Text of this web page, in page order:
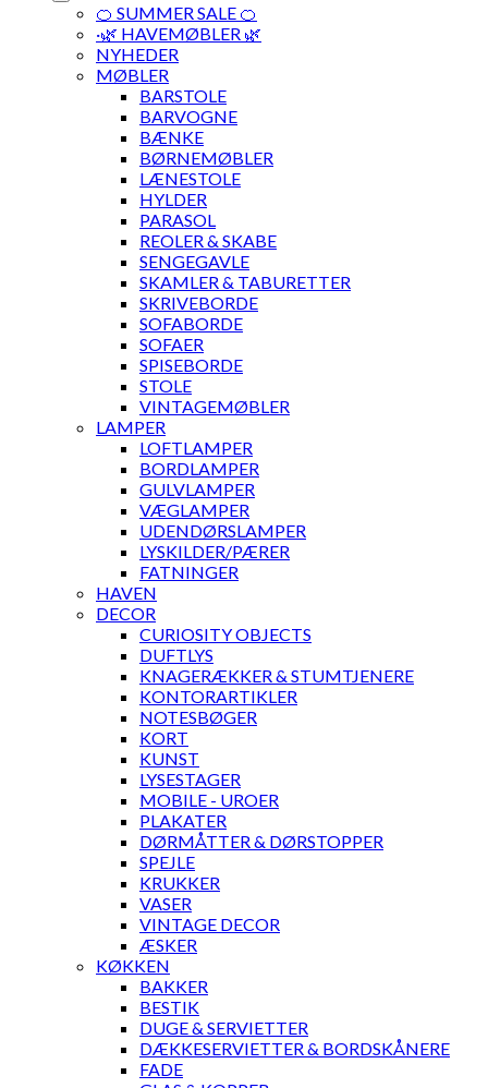
🍊 SUMMER SALE 🍊
·🌿 HAVEMØBLER 🌿
NYHEDER
MØBLER
BARSTOLE
BARVOGNE
BÆNKE
BØRNEMØBLER
LÆNESTOLE
HYLDER
PARASOL
REOLER & SKABE
SENGEGAVLE
SKAMLER & TABURETTER
SKRIVEBORDE
SOFABORDE
SOFAER
SPISEBORDE
STOLE
VINTAGEMØBLER
LAMPER
LOFTLAMPER
BORDLAMPER
GULVLAMPER
VÆGLAMPER
UDENDØRSLAMPER
LYSKILDER/PÆRER
FATNINGER
HAVEN
DECOR
CURIOSITY OBJECTS
DUFTLYS
KNAGERÆKKER & STUMTJENERE
KONTORARTIKLER
NOTESBØGER
KORT
KUNST
LYSESTAGER
MOBILE - UROER
PLAKATER
DØRMÅTTER & DØRSTOPPER
SPEJLE
KRUKKER
VASER
VINTAGE DECOR
ÆSKER
KØKKEN
BAKKER
BESTIK
DUGE & SERVIETTER
DÆKKESERVIETTER & BORDSKÅNERE
FADE